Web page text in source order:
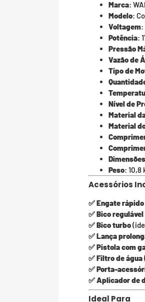
Marca:
Modelo:
Voltagem:
Potência:
Pressão
Vazão de
Tipo de
Nível de
Material
Material
Peso: 10,8
Acessórios
✅Engate rápido
✅Bico regulável
✅Bico turbo
✅Lança
✅Pistola com
✅Filtro de água
✅Porta-
✅Aplicador de
Ideal Para